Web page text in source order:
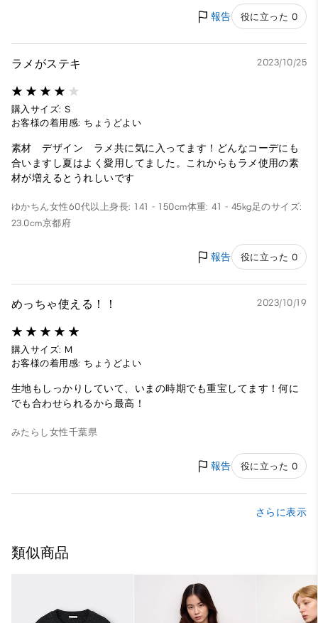
報告 役に立った 0
ラメがステキ 2023/10/25
購入サイズ: S
お客様の着用感: ちょうどよい
素材 デザイン ラメ共に気に入ってます！どんなコーデにも
合いますし夏はよく愛用してました。これからもラメ使用の素
材が増えるとうれしいです
ゆかちん女性60代以上身長: 141 - 150cm体重: 41 - 45kg足のサイズ:
23.0cm京都府
報告 役に立った 0
めっちゃ使える！！ 2023/10/19
購入サイズ: M
お客様の着用感: ちょうどよい
生地もしっかりしていて、いまの時期でも重宝してます！何に
でも合わせられるから最高！
みたらし 女性千葉県
報告 役に立った 0
さらに表示
類似商品